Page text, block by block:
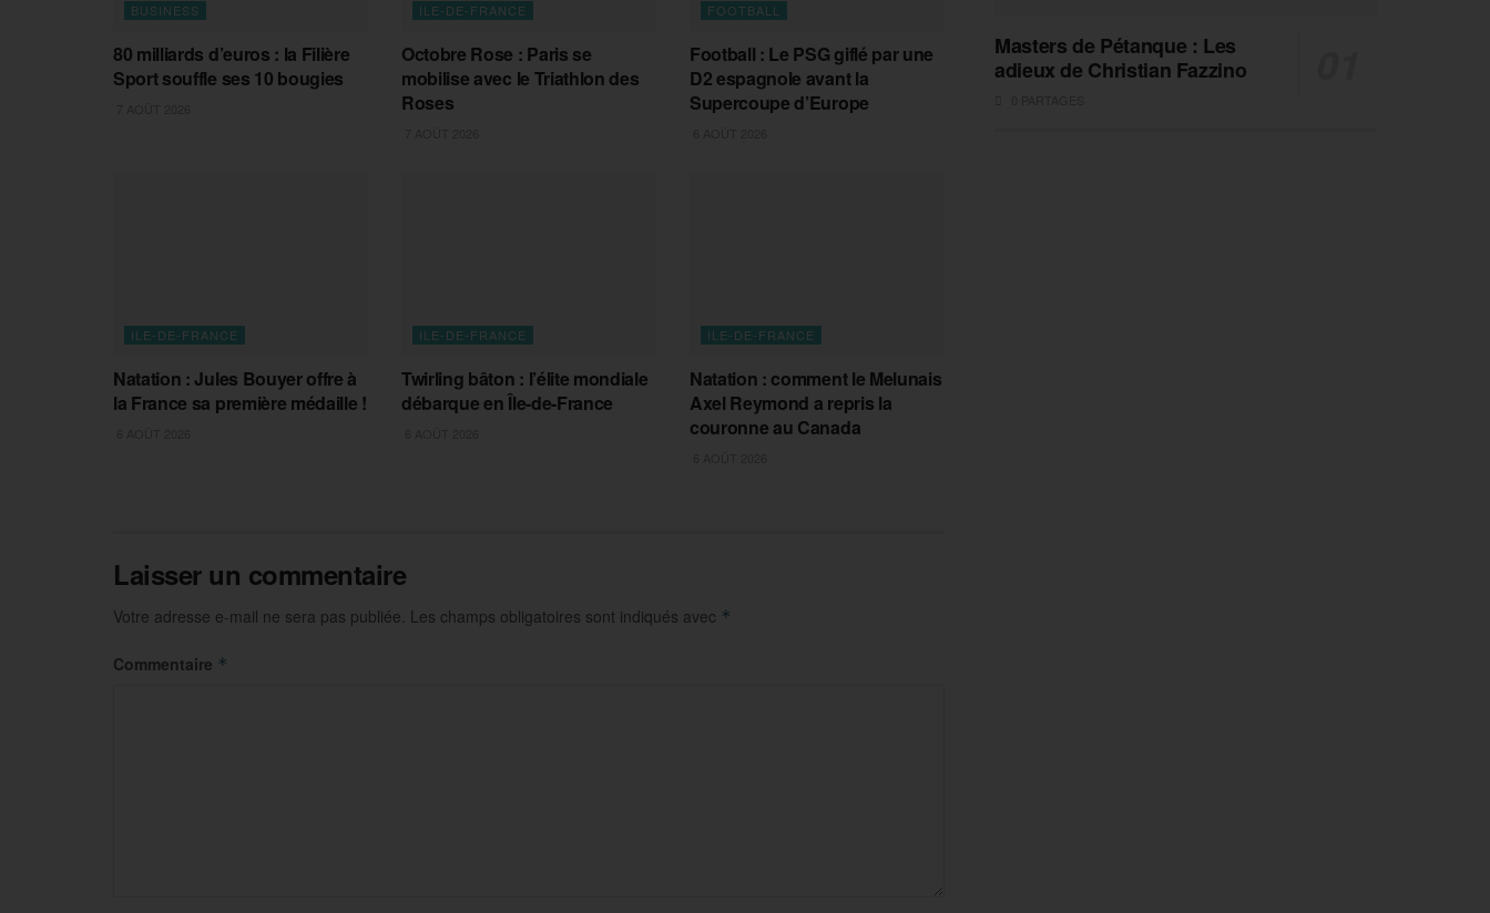
BUSINESS
80 milliards d’euros : la Filière
Sport souffle ses 10 bougies
ILE-DE-FRANCE
Octobre Rose : Paris se
mobilise avec le Triathlon des
Roses
FOOTBALL
Football : Le PSG giflé par une
D2 espagnole avant la
Supercoupe d’Europe
ILE-DE-FRANCE
Natation : Jules Bouyer offre à
la France sa première médaille !
ILE-DE-FRANCE
Twirling bâton : l’élite mondiale
débarque en Île-de-France
ILE-DE-FRANCE
Natation : comment le Melunais
Axel Reymond a repris la
couronne au Canada
Laisser un commentaire
Votre adresse e-mail ne sera pas publiée. Les champs obligatoires sont indiqués avec *
Commentaire *
Masters de Pétanque : Les
adieux de Christian Fazzino